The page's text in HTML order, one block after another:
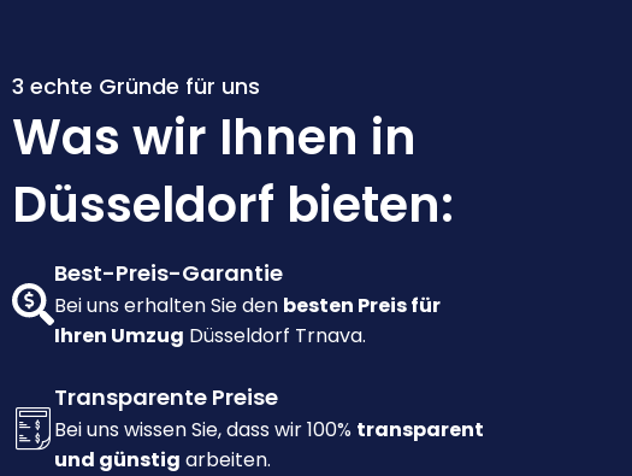
3 echte Gründe für uns
Was wir Ihnen in
Düsseldorf bieten:
Best-Preis-Garantie
Bei uns erhalten Sie den besten Preis für
Ihren Umzug Düsseldorf Trnava.
Transparente Preise
Bei uns wissen Sie, dass wir 100% transparent
und günstig arbeiten.